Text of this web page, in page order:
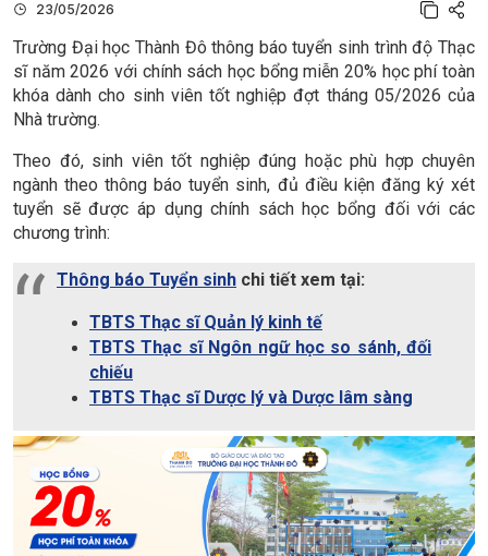
23/05/2026
Trường Đại học Thành Đô thông báo tuyển sinh trình độ Thạc
sĩ năm 2026 với chính sách học bổng miễn 20% học phí toàn
khóa dành cho sinh viên tốt nghiệp đợt tháng 05/2026 của
Nhà trường.
Theo đó, sinh viên tốt nghiệp đúng hoặc phù hợp chuyên
ngành theo thông báo tuyển sinh, đủ điều kiện đăng ký xét
tuyển sẽ được áp dụng chính sách học bổng đối với các
chương trình:
Thông báo Tuyển sinh chi tiết xem tại:
TBTS Thạc sĩ Quản lý kinh tế
TBTS Thạc sĩ Ngôn ngữ học so sánh, đối
chiếu
TBTS Thạc sĩ Dược lý và Dược lâm sàng